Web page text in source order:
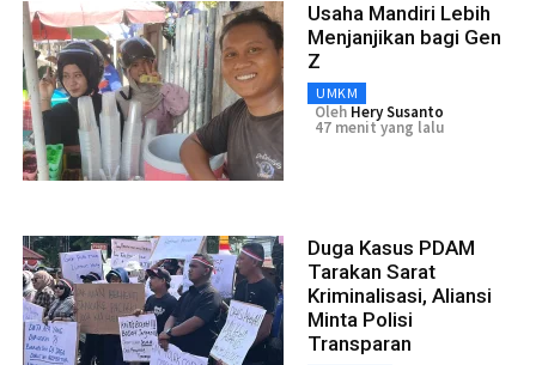
Usaha Mandiri Lebih
Menjanjikan bagi Gen
Z
UMKM
Oleh Hery Susanto
47 menit yang lalu
Duga Kasus PDAM
Tarakan Sarat
Kriminalisasi, Aliansi
Minta Polisi
Transparan